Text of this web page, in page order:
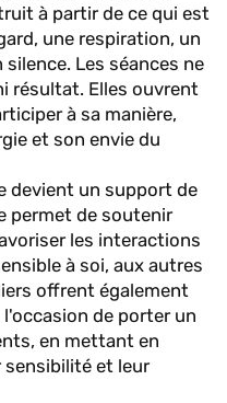
à partir de ce qui est
une respiration, un
Les séances ne
résultat. Elles ouvrent
à sa manière,
et son envie du
devient un support de
permet de soutenir
les interactions
à soi, aux autres
offrent également
de porter un
en mettant en
sensibilité et leur